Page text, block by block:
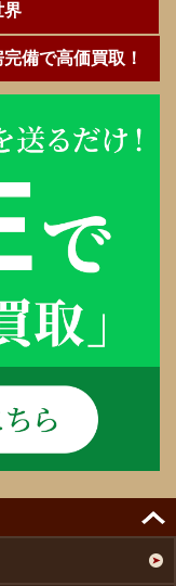
界
備で高価買取！